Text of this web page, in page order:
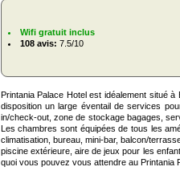
Wifi gratuit inclus
108 avis: 7.5/10
Printania Palace Hotel est idéalement situé
disposition un large éventail de services
in/check-out, zone de stockage bagages,
Les chambres sont équipées de tous les
climatisation, bureau, mini-bar, balcon/
piscine extérieure, aire de jeux pour les
quoi vous pouvez vous attendre au Printania